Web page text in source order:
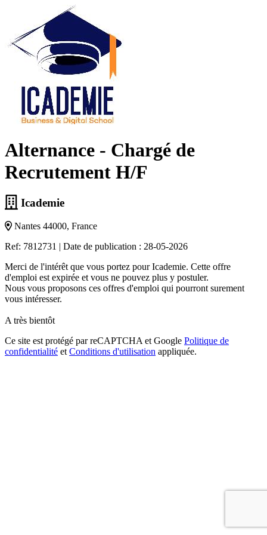
Alternance - Chargé de
Recrutement H/F
Icademie
Nantes 44000, France
Ref: 7812731 | Date de publication : 28-05-2026
Merci de l'intérêt que vous portez pour Icademie. Cette offre
d'emploi est expirée et vous ne pouvez plus y postuler.
Nous vous proposons ces offres d'emploi qui pourront surement
vous intéresser.
A très bientôt
Ce site est protégé par reCAPTCHA et Google Politique de
confidentialité et Conditions d'utilisation appliquée.